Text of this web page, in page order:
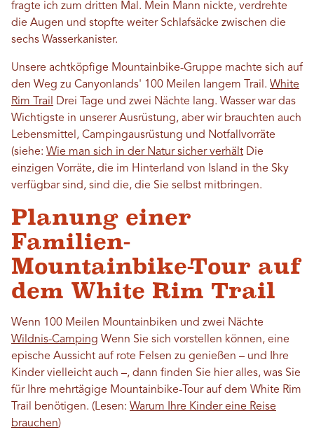
fragte ich zum dritten Mal. Mein Mann nickte, verdrehte
die Augen und stopfte weiter Schlafsäcke zwischen die
sechs Wasserkanister.
Unsere achtköpfige Mountainbike-Gruppe machte sich auf
den Weg zu Canyonlands' 100 Meilen langem Trail. White
Rim Trail
Drei Tage und zwei Nächte lang. Wasser war das
Wichtigste in unserer Ausrüstung, aber wir brauchten auch
Lebensmittel, Campingausrüstung und Notfallvorräte
(siehe: Wie man sich in der Natur sicher verhält Die
einzigen Vorräte, die im Hinterland von Island in the Sky
verfügbar sind, sind die, die Sie selbst mitbringen.
Planung einer
Familien-
Mountainbike-Tour auf
dem White Rim Trail
Wenn 100 Meilen Mountainbiken und zwei Nächte
Wildnis-Camping Wenn Sie sich vorstellen können, eine
epische Aussicht auf rote Felsen zu genießen – und Ihre
Kinder vielleicht auch –, dann finden Sie hier alles, was Sie
für Ihre mehrtägige Mountainbike-Tour auf dem White Rim
Trail benötigen. (Lesen: Warum Ihre Kinder eine Reise
brauchen)